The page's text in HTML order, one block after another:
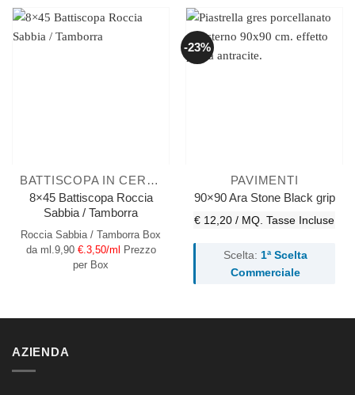
BATTISCOPA IN CERAMICA
8×45 Battiscopa Roccia
Sabbia / Tamborra
Roccia Sabbia / Tamborra Box
da ml.9,90 €.3,50/ml Prezzo
per Box
-23%
PAVIMENTI
90×90 Ara Stone Black grip
€ 12,20 / MQ. Tasse Incluse
Scelta: 1ª Scelta
Commerciale
AZIENDA